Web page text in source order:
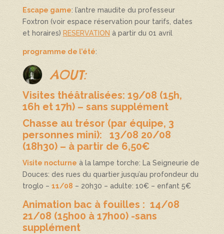
Escape game: l’antre maudite du professeur
Foxtron (voir espace réservation pour tarifs, dates
et horaires) RESERVATION à partir du 01 avril
programme de l’été:
AOUT:
Visites théâtralisées: 19/08 (15h,
16h et 17h) – sans supplément
Chasse au trésor (par équipe, 3
personnes mini):
13/08 20/08
(18h30) – à partir de 6,50€
Visite nocturne à la lampe torche: La Seigneurie de
Douces: des rues du quartier jusqu’au profondeur du
troglo – 11/08 – 20h30 – adulte: 10€ – enfant 5€
Animation bac à fouilles : 14/08
21/08 (15h00 à 17h00) -sans
supplément